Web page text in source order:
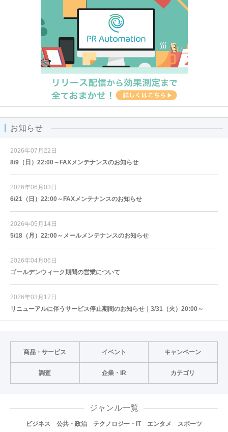
お知らせ
2026年07月22日
8/9（日）22:00～FAXメンテナンスのお知らせ
2026年06月03日
6/21（日）22:00～FAXメンテナンスのお知らせ
2026年05月14日
5/18（月）22:00～メールメンテナンスのお知らせ
2026年04月06日
ゴールデンウィーク期間の営業について
2026年03月17日
リニューアルに伴うサービス停止期間のお知らせ｜3/31（火）20:00～
商品・サービス イベント キャンペーン
調査 企業・IR カテゴリ
ジャンル一覧
ビジネス 公共・政治 テクノロジー・IT エンタメ スポーツ